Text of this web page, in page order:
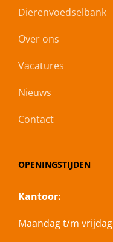
Dierenvoedselbank
Over ons
Vacatures
Nieuws
Contact
OPENINGSTIJDEN
Kantoor:
Maandag t/m vrijdag